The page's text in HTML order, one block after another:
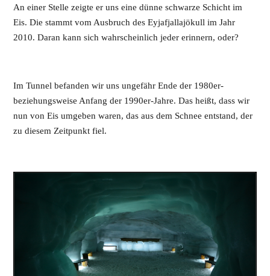
An einer Stelle zeigte er uns eine dünne schwarze Schicht im
Eis. Die stammt vom Ausbruch des Eyjafjallajökull im Jahr
2010. Daran kann sich wahrscheinlich jeder erinnern, oder?
Im Tunnel befanden wir uns ungefähr Ende der 1980er-
beziehungsweise Anfang der 1990er-Jahre. Das heißt, dass wir
nun von Eis umgeben waren, das aus dem Schnee entstand, der
zu diesem Zeitpunkt fiel.